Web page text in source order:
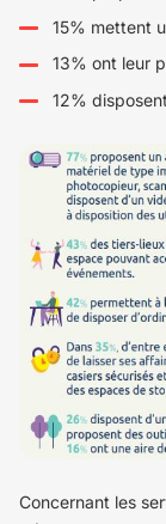
15% mettent
13% ont leur
12%
Concernant les